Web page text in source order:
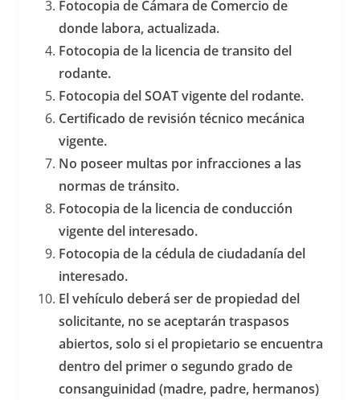
Fotocopia de Cámara de Comercio de
donde labora, actualizada.
Fotocopia de la licencia de transito del
rodante.
Fotocopia del SOAT vigente del rodante.
Certificado de revisión técnico mecánica
vigente.
No poseer multas por infracciones a las
normas de tránsito.
Fotocopia de la licencia de conducción
vigente del interesado.
Fotocopia de la cédula de ciudadanía del
interesado.
El vehículo deberá ser de propiedad del
solicitante, no se aceptarán traspasos
abiertos, solo si el propietario se encuentra
dentro del primer o segundo grado de
consanguinidad (madre, padre, hermanos)